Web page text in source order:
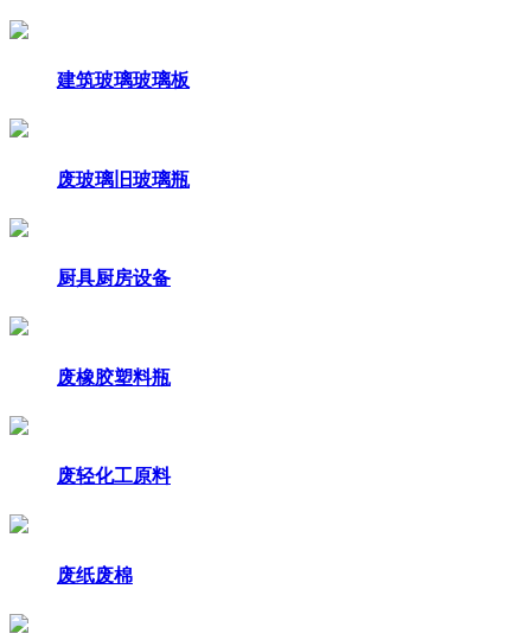
建筑玻璃玻璃板
废玻璃旧玻璃瓶
厨具厨房设备
废橡胶塑料瓶
废轻化工原料
废纸废棉